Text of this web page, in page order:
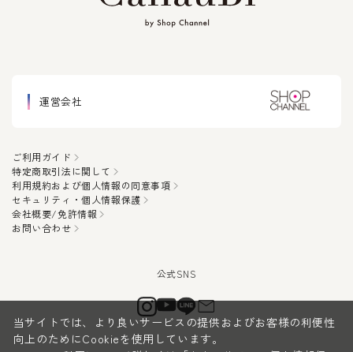
運営会社
ご利用ガイド
特定商取引法に関して
利用規約および個人情報の同意事項
セキュリティ・個人情報保護
会社概要/免許情報
お問い合わせ
当サイトでは、より良いサービスの提供およびお客様の利便性
向上のためにCookieを使用しています。